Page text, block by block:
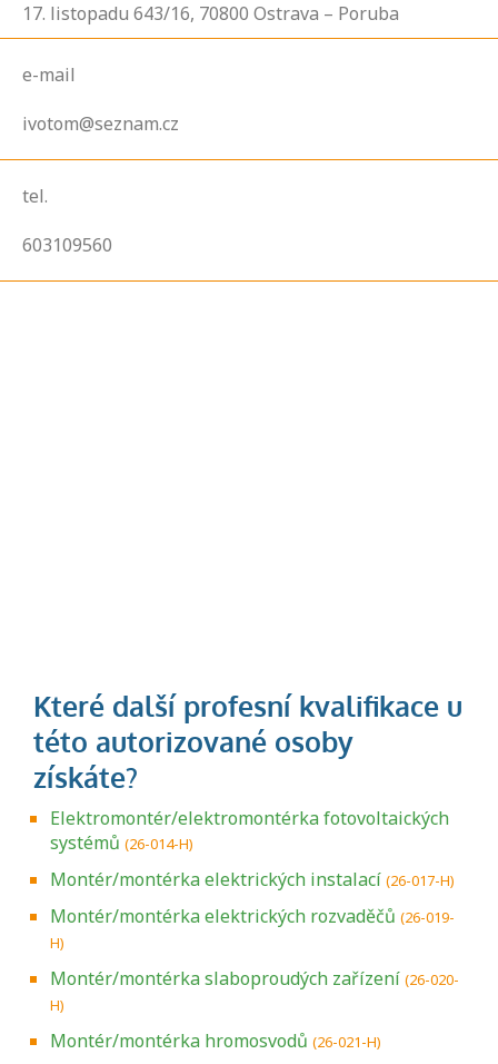
17. listopadu 643/16, 70800 Ostrava – Poruba
e-mail
ivotom@seznam.cz
tel.
603109560
Elektromontér/elektromontérka fotovoltaických
systémů (26-014-H)
Montér/montérka elektrických instalací (26-017-H)
Montér/montérka elektrických rozvaděčů (26-019-
H)
Montér/montérka slaboproudých zařízení (26-020-
H)
Montér/montérka hromosvodů (26-021-H)